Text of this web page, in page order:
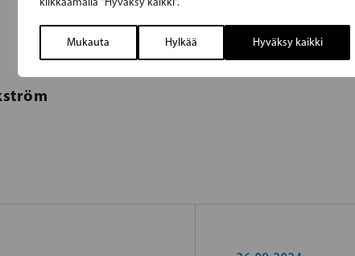
Mukauta Hylkää Hyväksy kaikki